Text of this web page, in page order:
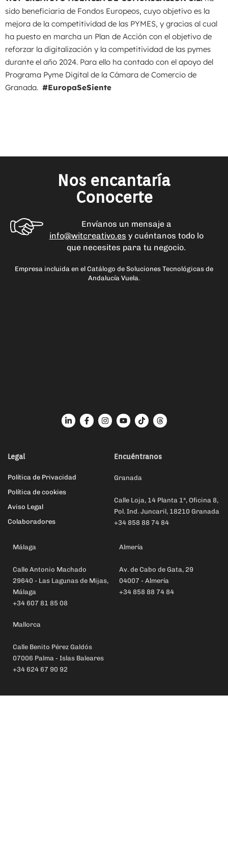
sido beneficiaria de Fondos Europeos, cuyo objetivo es la
mejora de la competitividad de las PYMES, y gracias al cual
ha puesto en marcha un Plan de Acción con el objetivo de
reforzar la digitalización y la competitividad de las pymes
durante el año 2024. Para ello ha contado con el apoyo del
Programa Pyme Digital de la Cámara de Comercio de
Granada. #EuropaSeSiente
Nos encantaría
Conocerte
Envíanos un mensaje a
info@witcreativo.es y cuéntanos todo lo
que necesites para tu negocio.
Empresa incluida en el Catálogo de Soluciones Tecnológicas de
Andalucía Vuela.
Legal
Política de Privacidad
Política de cookies
Aviso Legal
Colaboradores
Encuéntranos
Granada
Calle Loja, 14 Planta 1ª, Oficina 8,
Pol. Ind. Juncaril, 18210 Granada
+34 858 88 74 84
Málaga
Calle Antonio Machado
29640 - Las Lagunas de Mijas,
Málaga
+34 607 81 85 08
Almería
Av. de Cabo de Gata, 29
04007 - Almería
+34 858 88 74 84
Mallorca
Calle Benito Pérez Galdós
07006 Palma - Islas Baleares
+34 624 67 90 92